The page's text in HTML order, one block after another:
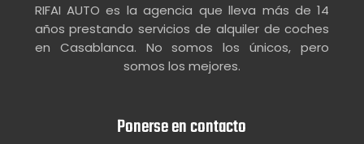
RIFAI AUTO es la agencia que lleva más de 14
años prestando servicios de alquiler de coches
en Casablanca. No somos los únicos, pero
somos los mejores.
Ponerse en contacto